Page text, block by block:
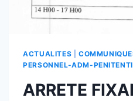
ACTUALITES
PERSONNEL-ADM-
ARRETE